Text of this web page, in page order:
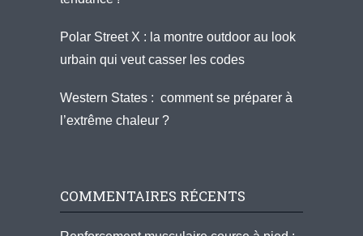
Polar Street X : la montre outdoor au look
urbain qui veut casser les codes
Western States : comment se préparer à
l’extrême chaleur ?
COMMENTAIRES RÉCENTS